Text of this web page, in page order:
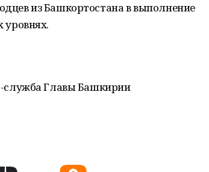
из Башкортостана в выполнение
уровнях.
служба Главы Башкирии